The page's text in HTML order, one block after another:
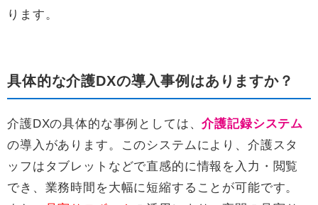
ります。
具体的な介護DXの導入事例はありますか？
介護DXの具体的な事例としては、介護記録システム
の導入があります。このシステムにより、介護スタ
ッフはタブレットなどで直感的に情報を入力・閲覧
でき、業務時間を大幅に短縮することが可能です。